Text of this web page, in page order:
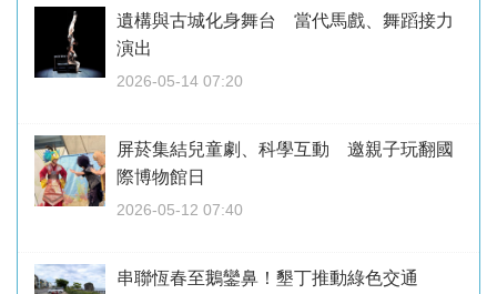
遺構與古城化身舞台 當代馬戲、舞蹈接力
演出
2026-05-14 07:20
屏菸集結兒童劇、科學互動 邀親子玩翻國
際博物館日
2026-05-12 07:40
串聯恆春至鵝鑾鼻！墾丁推動綠色交通